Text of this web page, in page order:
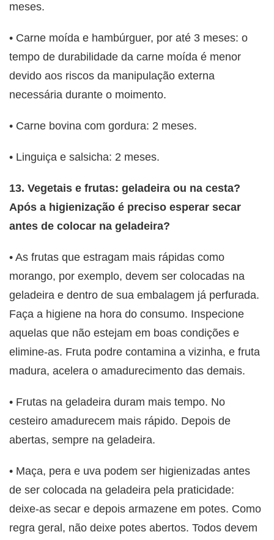
meses.
• Carne moída e hambúrguer, por até 3 meses: o
tempo de durabilidade da carne moída é menor
devido aos riscos da manipulação externa
necessária durante o moimento.
• Carne bovina com gordura: 2 meses.
• Linguiça e salsicha: 2 meses.
13. Vegetais e frutas: geladeira ou na cesta?
Após a higienização é preciso esperar secar
antes de colocar na geladeira?
• As frutas que estragam mais rápidas como
morango, por exemplo, devem ser colocadas na
geladeira e dentro de sua embalagem já perfurada.
Faça a higiene na hora do consumo. Inspecione
aquelas que não estejam em boas condições e
elimine-as. Fruta podre contamina a vizinha, e fruta
madura, acelera o amadurecimento das demais.
• Frutas na geladeira duram mais tempo. No
cesteiro amadurecem mais rápido. Depois de
abertas, sempre na geladeira.
• Maça, pera e uva podem ser higienizadas antes
de ser colocada na geladeira pela praticidade:
deixe-as secar e depois armazene em potes. Como
regra geral, não deixe potes abertos. Todos devem